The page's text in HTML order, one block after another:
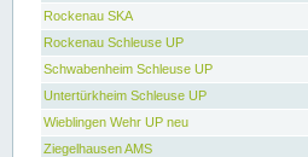
Rockenau SKA
Rockenau Schleuse UP
Schwabenheim Schleuse UP
Untertürkheim Schleuse UP
Wieblingen Wehr UP neu
Ziegelhausen AMS